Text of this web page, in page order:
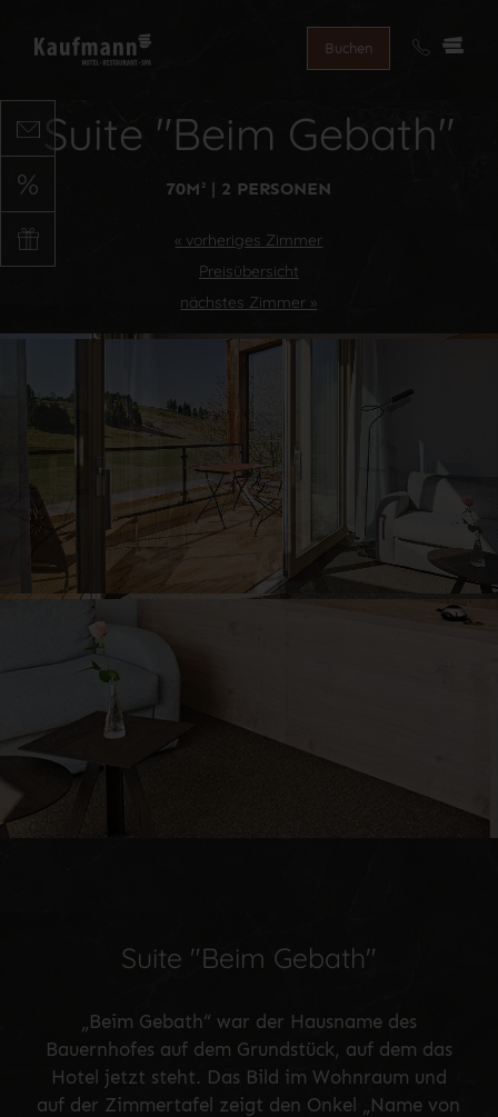
Buchen
Suite "Beim Gebath"
70M² | 2 PERSONEN
« vorheriges Zimmer
Preisübersicht
nächstes Zimmer »
Suite "Beim Gebath"
„Beim Gebath“ war der Hausname des
Bauernhofes auf dem Grundstück, auf dem das
Hotel jetzt steht. Das Bild im Wohnraum und
auf der Zimmertafel zeigt den Onkel „Name von